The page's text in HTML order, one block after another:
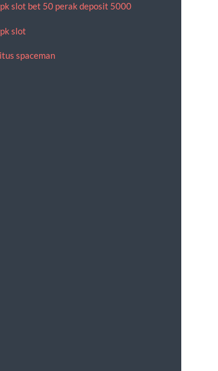
slot bet 50 perak deposit 5000
slot
spaceman